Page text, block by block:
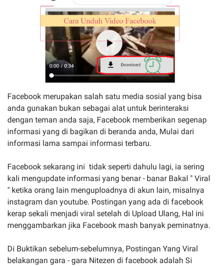
Facebook merupakan salah satu media sosial yang bisa
anda gunakan bukan sebagai alat untuk berinteraksi
dengan teman anda saja, Facebook memberikan segenap
informasi yang di bagikan di beranda anda, Mulai dari
informasi lama sampai informasi terbaru.
Facebook sekarang ini tidak seperti dahulu lagi, ia sering
kali mengupdate informasi yang benar - banar Bakal " Viral
" ketika orang lain menguploadnya di akun lain, misalnya
instagram dan youtube. Postingan yang ada di facebook
kerap sekali menjadi viral setelah di Upload Ulang, Hal ini
menggambarkan jika Facebook mash banyak peminatnya.
Di Buktikan sebelum-sebelumnya, Postingan Yang Viral
belakangan gara - gara Nitezen di facebook adalah Si